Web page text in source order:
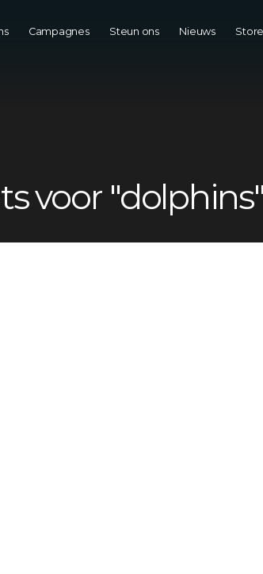
Campagnes Steun ons Nieuws Store
voor "dolphins"